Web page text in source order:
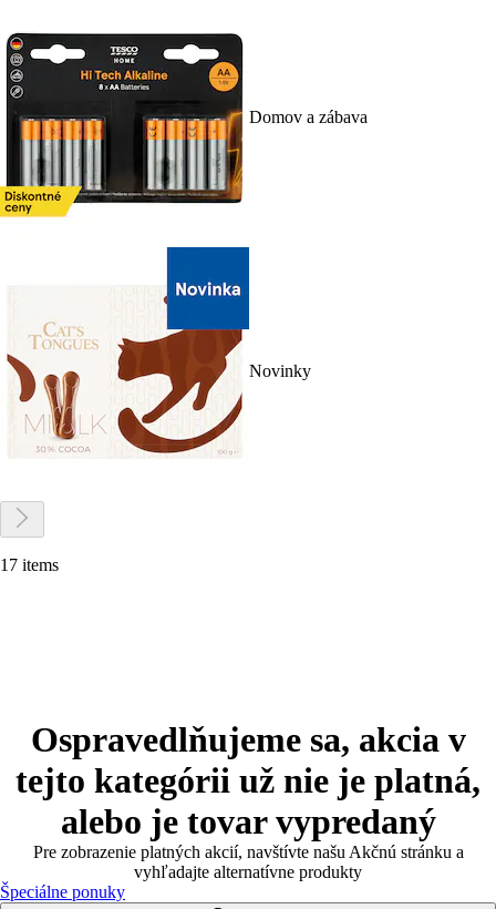
Domov a zábava
Novinky
17 items
Ospravedlňujeme sa, akcia v
tejto kategórii už nie je platná,
alebo je tovar vypredaný
Pre zobrazenie platných akcií, navštívte našu Akčnú stránku a
vyhľadajte alternatívne produkty
Špeciálne ponuky